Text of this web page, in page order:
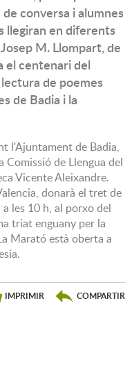
conversa i alumnes
llegiran en diferents
M. Llompart, de
el centenari del
de poemes
de Badia i la
l'Ajuntament de Badia,
Comissió de Llengua del
Vicente Aleixandre.
donarà el tret de
les 10 h, al porxo del
triat enguany per la
Marató està oberta a
IMPRIMIR COMPARTIR